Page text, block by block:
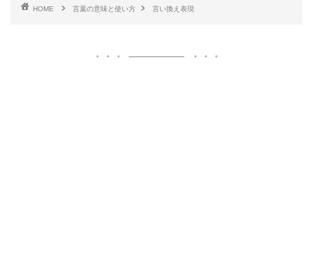
HOME 言葉の意味と使い方 言い換え表現